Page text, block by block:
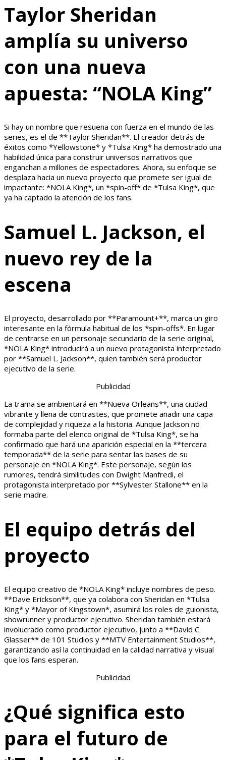
Taylor Sheridan
amplía su universo
con una nueva
apuesta: “NOLA King”
Si hay un nombre que resuena con fuerza en el mundo de las
series, es el de **Taylor Sheridan**. El creador detrás de
éxitos como *Yellowstone* y *Tulsa King* ha demostrado una
habilidad única para construir universos narrativos que
enganchan a millones de espectadores. Ahora, su enfoque se
desplaza hacia un nuevo proyecto que promete ser igual de
impactante: *NOLA King*, un *spin-off* de *Tulsa King*, que
ya ha captado la atención de los fans.
Samuel L. Jackson, el
nuevo rey de la
escena
El proyecto, desarrollado por **Paramount+**, marca un giro
interesante en la fórmula habitual de los *spin-offs*. En lugar
de centrarse en un personaje secundario de la serie original,
*NOLA King* introducirá a un nuevo protagonista interpretado
por **Samuel L. Jackson**, quien también será productor
ejecutivo de la serie.
Publicidad
La trama se ambientará en **Nueva Orleans**, una ciudad
vibrante y llena de contrastes, que promete añadir una capa
de complejidad y riqueza a la historia. Aunque Jackson no
formaba parte del elenco original de *Tulsa King*, se ha
confirmado que hará una aparición especial en la **tercera
temporada** de la serie para sentar las bases de su
personaje en *NOLA King*. Este personaje, según los
rumores, tendrá similitudes con Dwight Manfredi, el
protagonista interpretado por **Sylvester Stallone** en la
serie madre.
El equipo detrás del
proyecto
El equipo creativo de *NOLA King* incluye nombres de peso.
**Dave Erickson**, que ya colabora con Sheridan en *Tulsa
King* y *Mayor of Kingstown*, asumirá los roles de guionista,
showrunner y productor ejecutivo. Sheridan también estará
involucrado como productor ejecutivo, junto a **David C.
Glasser** de 101 Studios y **MTV Entertainment Studios**,
garantizando así la continuidad en la calidad narrativa y visual
que los fans esperan.
Publicidad
¿Qué significa esto
para el futuro de